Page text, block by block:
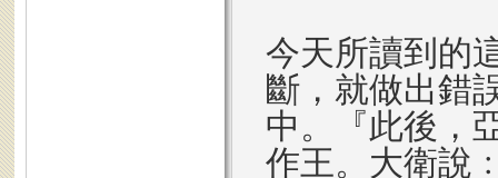
今天所讀到的
斷，就做出錯
中。『此後，
作王。大衛說